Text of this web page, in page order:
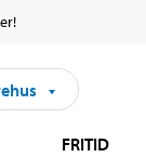
FRITID